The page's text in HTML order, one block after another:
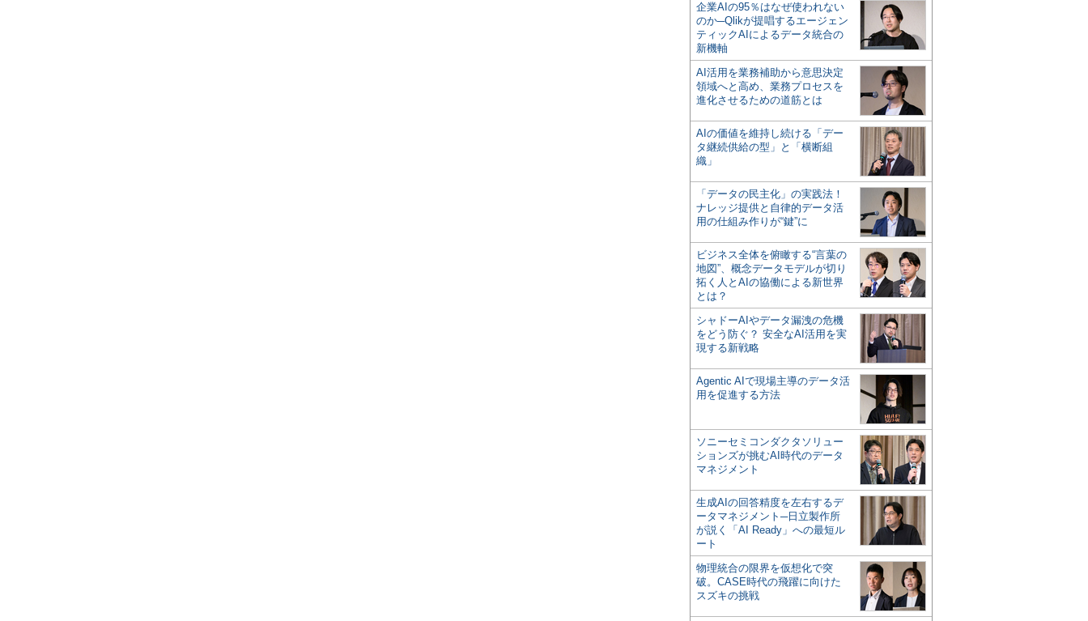
企業AIの95％はなぜ使われない
のか─Qlikが提唱するエージェン
ティックAIによるデータ統合の
新機軸
AI活用を業務補助から意思決定
領域へと高め、業務プロセスを
進化させるための道筋とは
AIの価値を維持し続ける「デー
タ継続供給の型」と「横断組
織」
「データの民主化」の実践法！
ナレッジ提供と自律的データ活
用の仕組み作りが“鍵”に
ビジネス全体を俯瞰する“言葉の
地図”、概念データモデルが切り
拓く人とAIの協働による新世界
とは？
シャドーAIやデータ漏洩の危機
をどう防ぐ？ 安全なAI活用を実
現する新戦略
Agentic AIで現場主導のデータ活
用を促進する方法
ソニーセミコンダクタソリュー
ションズが挑むAI時代のデータ
マネジメント
生成AIの回答精度を左右するデ
ータマネジメント─日立製作所
が説く「AI Ready」への最短ル
ート
物理統合の限界を仮想化で突
破。CASE時代の飛躍に向けた
スズキの挑戦